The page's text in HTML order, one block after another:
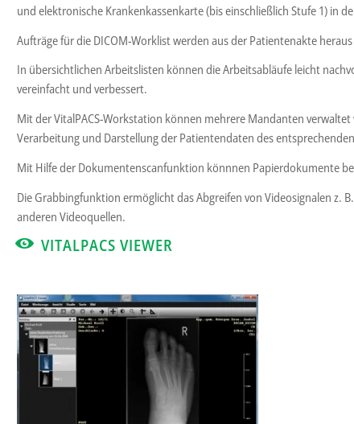
und elektronische Krankenkassenkarte (bis einschließlich Stufe 1) in
Aufträge für die DICOM-Worklist werden aus der Patientenakte
In übersichtlichen Arbeitslisten können die Arbeitsabläufe leicht
vereinfacht und verbessert.
Mit der VitalPACS-Workstation können mehrere Mandanten
Verarbeitung und Darstellung der Patientendaten des
Mit Hilfe der Dokumentenscanfunktion könnnen Papierdokumente
Die Grabbingfunktion ermöglicht das Abgreifen von Videosignalen z.
anderen Videoquellen.
VITALPACS VIEWER